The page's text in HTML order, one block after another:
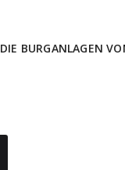
DIE BURGANLAGEN